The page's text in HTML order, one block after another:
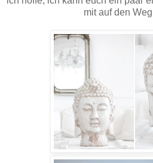
mit auf den